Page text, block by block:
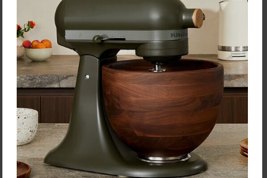
Vložiť do košíka